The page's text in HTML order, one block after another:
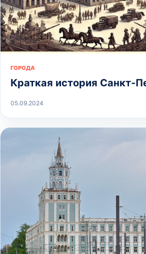
ГОРОДА
Краткая история Санкт-
05.09.2024